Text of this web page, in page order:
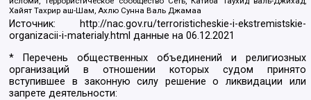
Хайят Тахрир аш-Шам, Ахлю Сунна Валь Джамаа
Источник:
http://nac.gov.ru/terroristicheskie-i-ekstremistskie-
organizacii-i-materialy.html данные на06.12.2021
* Перечень общественных объединений и религиозных
организаций в отношении которых судом принято
вступившее в законную силу решение о ликвидации или
запрете деятельности: